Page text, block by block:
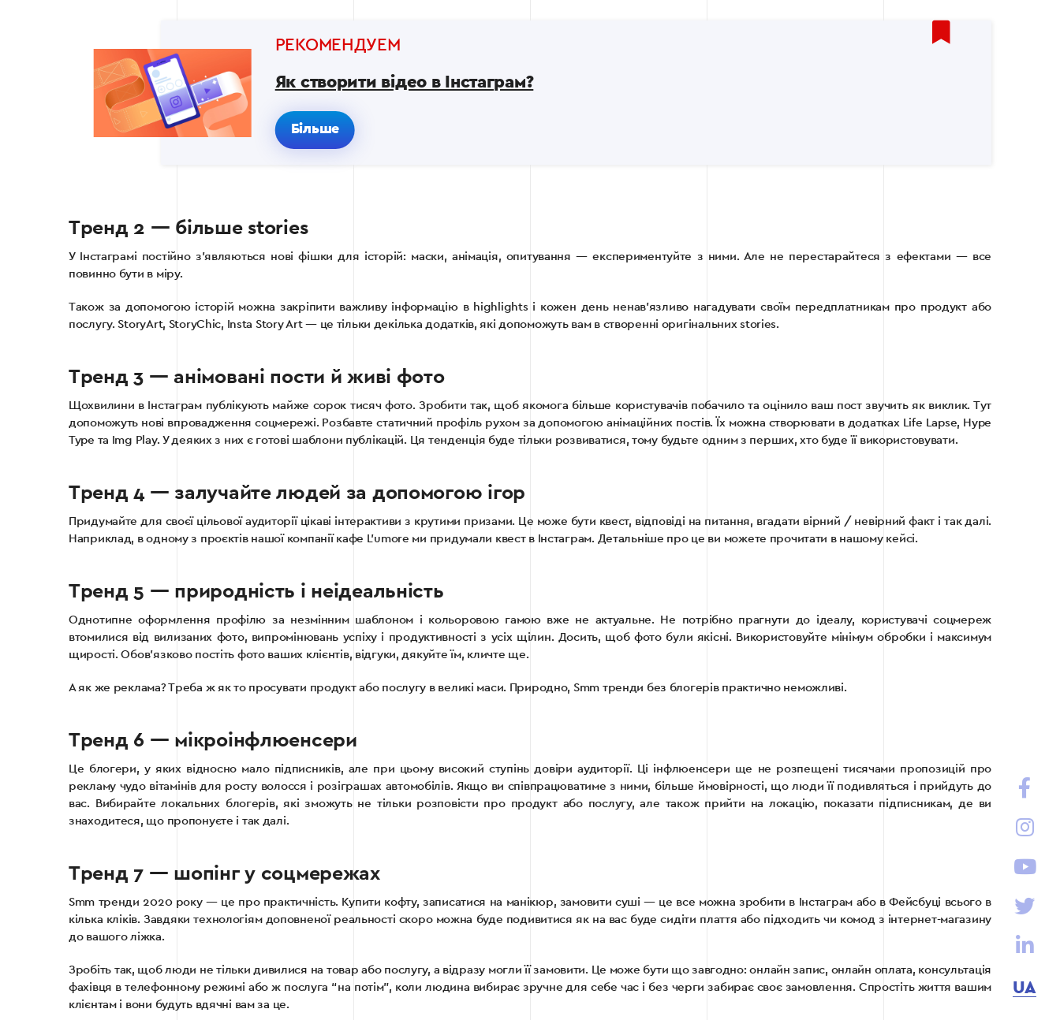
UA
РЕКОМЕНДУЕМ
Як створити відео в Інстаграм?
Більше
Тренд 2 — більше stories
У Інстаграмі постійно з’являються нові фішки для історій: маски, анімація, опитування — експериментуйте з ними. Але не перестарайтеся з ефектами — все
повинно бути в міру.
Також за допомогою історій можна закріпити важливу інформацію в highlights і кожен день ненав’язливо нагадувати своїм передплатникам про продукт або
послугу. StoryArt, StoryChic, Insta Story Art — це тільки декілька додатків, які допоможуть вам в створенні оригінальних stories.
Тренд 3 — анімовані пости й живі фото
Щохвилини в Інстаграм публікують майже сорок тисяч фото. Зробити так, щоб якомога більше користувачів побачило та оцінило ваш пост звучить як виклик. Тут
допоможуть нові впровадження соцмережі. Розбавте статичний профіль рухом за допомогою анімаційних постів. Їх можна створювати в додатках Life Lapse, Hype
Type та Img Play. У деяких з них є готові шаблони публікацій. Ця тенденція буде тільки розвиватися, тому будьте одним з перших, хто буде її використовувати.
Тренд 4 — залучайте людей за допомогою ігор
Придумайте для своєї цільової аудиторії цікаві інтерактиви з крутими призами. Це може бути квест, відповіді на питання, вгадати вірний / невірний факт і так далі.
Наприклад, в одному з проєктів нашої компанії кафе L’umore ми придумали квест в Інстаграм. Детальніше про це ви можете прочитати в нашому кейсі.
Тренд 5 — природність і неідеальність
Однотипне оформлення профілю за незмінним шаблоном і кольоровою гамою вже не актуальне. Не потрібно прагнути до ідеалу, користувачі соцмереж
втомилися від вилизаних фото, випромінювань успіху і продуктивності з усіх щілин. Досить, щоб фото були якісні. Використовуйте мінімум обробки і максимум
щирості. Обов’язково постіть фото ваших клієнтів, відгуки, дякуйте їм, кличте ще.
А як же реклама? Треба ж як то просувати продукт або послугу в великі маси. Природно, Smm тренди без блогерів практично неможливі.
Тренд 6 — мікроінфлюенсери
Це блогери, у яких відносно мало підписників, але при цьому високий ступінь довіри аудиторії. Ці інфлюенсери ще не розпещені тисячами пропозицій про
рекламу чудо вітамінів для росту волосся і розіграшах автомобілів. Якщо ви співпрацюватиме з ними, більше ймовірності, що люди її подивляться і прийдуть до
вас. Вибирайте локальних блогерів, які зможуть не тільки розповісти про продукт або послугу, але також прийти на локацію, показати підписникам, де ви
знаходитеся, що пропонуєте і так далі.
Тренд 7 — шопінг у соцмережах
Smm тренди 2020 року — це про практичність. Купити кофту, записатися на манікюр, замовити суші — це все можна зробити в Інстаграм або в Фейсбуці всього в
кілька кліків. Завдяки технологіям доповненої реальності скоро можна буде подивитися як на вас буде сидіти плаття або підходить чи комод з інтернет-магазину
до вашого ліжка.
Зробіть так, щоб люди не тільки дивилися на товар або послугу, а відразу могли її замовити. Це може бути що завгодно: онлайн запис, онлайн оплата, консультація
фахівця в телефонному режимі або ж послуга “на потім”, коли людина вибирає зручне для себе час і без черги забирає своє замовлення. Спростіть життя вашим
клієнтам і вони будуть вдячні вам за це.